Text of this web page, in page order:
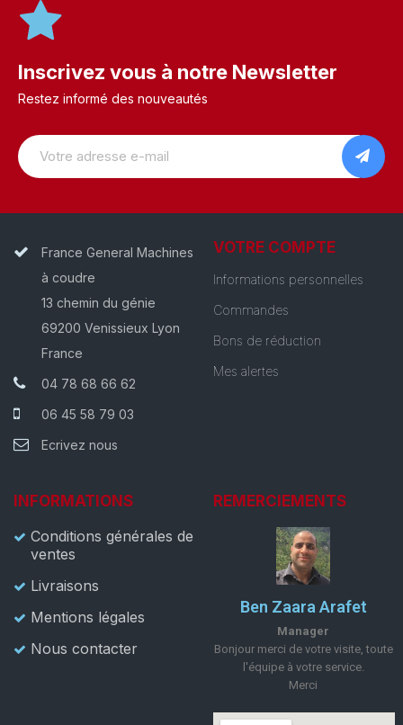
Inscrivez vous à notre Newsletter
Restez informé des nouveautés
France General Machines
à coudre
13 chemin du génie
69200 Venissieux Lyon
France
04 78 68 66 62
06 45 58 79 03
Ecrivez nous
VOTRE COMPTE
Informations personnelles
Commandes
Bons de réduction
Mes alertes
INFORMATIONS
Conditions générales de
ventes
Livraisons
Mentions légales
Nous contacter
REMERCIEMENTS
Ben Zaara Arafet
Manager
Bonjour merci de votre visite, toute
l'équipe à votre service.
Merci